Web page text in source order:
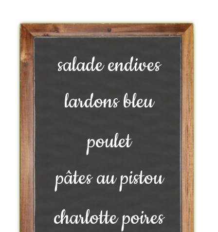
salade endives
lardons bleu
poulet
pâtes au pistou
charlotte poires